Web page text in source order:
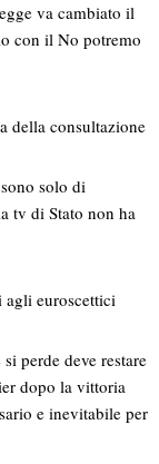
va cambiato il
con il No potremo
della consultazione
solo di
tv di Stato non ha
agli euroscettici
perde deve restare
dopo la vittoria
e inevitabile per